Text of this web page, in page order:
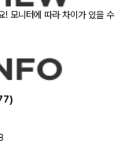
! 모니터에 따라 차이가 있을 수